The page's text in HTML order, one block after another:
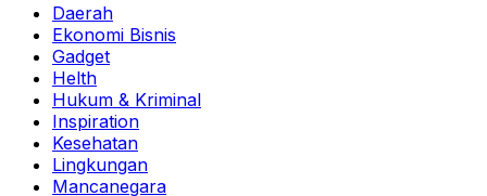
Daerah
Ekonomi Bisnis
Gadget
Helth
Hukum & Kriminal
Inspiration
Kesehatan
Lingkungan
Mancanegara